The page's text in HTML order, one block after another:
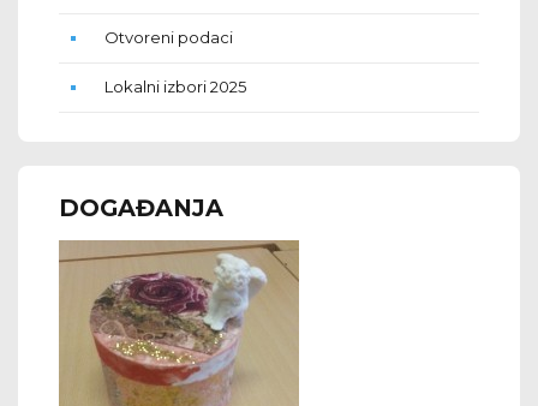
Otvoreni podaci
Lokalni izbori 2025
DOGAĐANJA